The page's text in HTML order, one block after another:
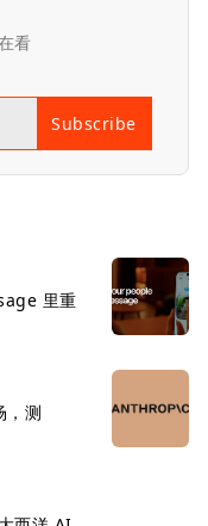
看
Subscribe
里重
测